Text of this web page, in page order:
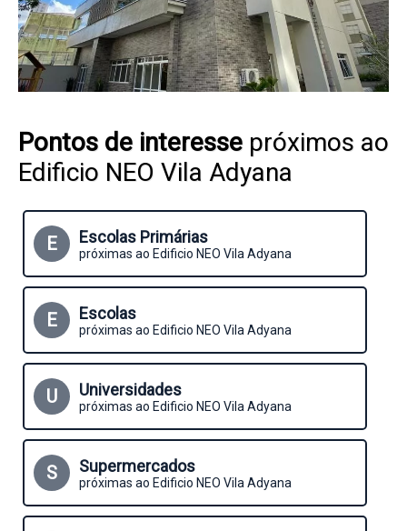
Pontos de interesse próximos ao
Edificio NEO Vila Adyana
E Escolas Primárias
próximas ao Edificio NEO Vila Adyana
E Escolas
próximas ao Edificio NEO Vila Adyana
U Universidades
próximas ao Edificio NEO Vila Adyana
S Supermercados
próximas ao Edificio NEO Vila Adyana